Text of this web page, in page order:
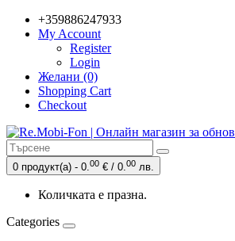
+359886247933
My Account
Register
Login
Желани (0)
Shopping Cart
Checkout
0 продукт(а) - 0.00 € / 0.00 лв.
Количката е празна.
Categories